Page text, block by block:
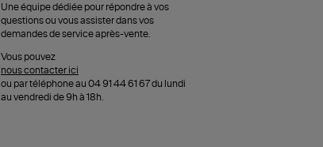
Une équipe dédiée pour répondre à vos
questions ou vous assister dans vos
demandes de service après-vente.
Vous pouvez
nous contacter ici
ou par téléphone au 04 91 44 61 67 du lundi
au vendredi de 9h à 18h.